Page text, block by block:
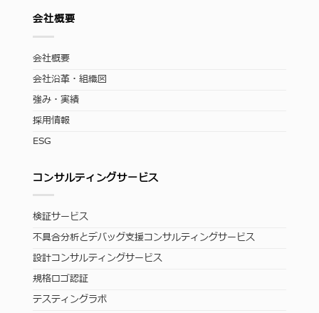
会社概要
会社概要
会社沿革・組織図
強み・実績
採用情報
ESG
コンサルティングサービス
検証サービス
不具合分析とデバッグ支援コンサルティングサービス
設計コンサルティングサービス
規格ロゴ認証
テスティングラボ